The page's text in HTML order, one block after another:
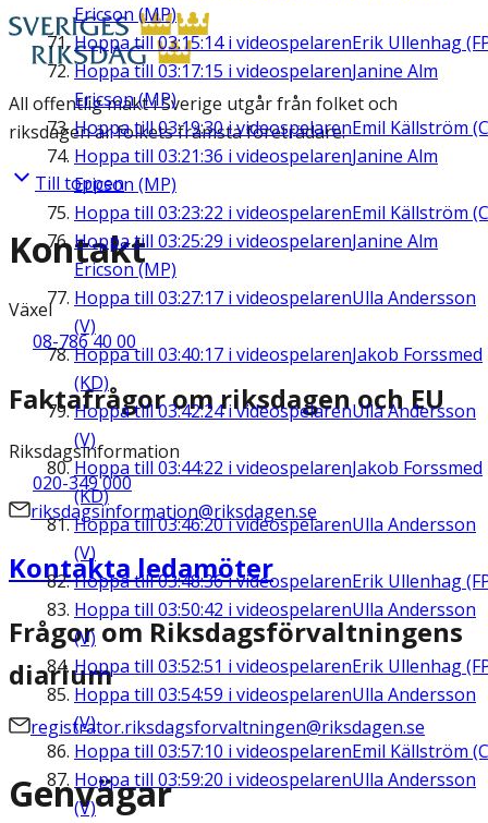
Ericson (MP)
Hoppa till03:15:14i videospelarenErik Ullenhag
Hoppa till 03:17:15 i videospelarenJanine Alm
Ericson (MP)
Hoppa till03:19:30i videospelarenEmil Källström
Hoppa till 03:21:36 i videospelarenJanine Alm
Ericson (MP)
Hoppa till 03:23:22 i videospelarenEmil Källström
Hoppa till 03:25:29 i videospelarenJanine Alm
Ericson (MP)
Hoppa till 03:27:17 i videospelarenUlla Andersson
(V)
Hoppa till 03:40:17 i videospelarenJakob Forssmed
(KD)
Hoppa till03:42:24i videospelarenUlla Andersson
(V)
Hoppa till 03:44:22 i videospelarenJakob Forssmed
(KD)
Hoppa till03:46:20i videospelarenUlla Andersson
(V)
Hoppa till03:48:36i videospelarenErik Ullenhag
Hoppa till 03:50:42 i videospelarenUlla Andersson
(V)
Hoppa till 03:52:51 i videospelarenErik Ullenhag
Hoppa till 03:54:59 i videospelarenUlla Andersson
(V)
Hoppa till 03:57:10 i videospelarenEmil Källström
Hoppa till 03:59:20 i videospelarenUlla Andersson
(V)
All offentlig makt i Sverige utgår från folket och
riksdagen är folkets främsta företrädare.
Till toppen
Kontakt
Växel
08-786 40 00
Faktafrågor om riksdagen och EU
Riksdagsinformation
020-349 000
riksdagsinformation@riksdagen.se
Kontakta ledamöter
Frågor om Riksdagsförvaltningens
diarium
registrator.riksdagsforvaltningen@riksdagen.se
Genvägar